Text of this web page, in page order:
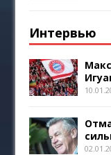
Интервью